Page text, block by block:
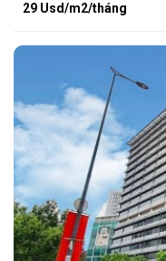
29 Usd/m2/tháng